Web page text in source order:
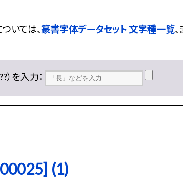
いては、篆書字体データセット 文字種一覧
を入力：
(1)